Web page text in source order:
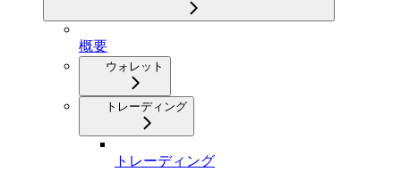
概要
ウォレット
トレーディング
トレーディング